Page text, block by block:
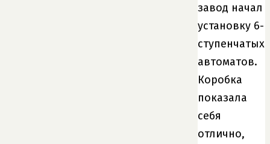
завод начал
установку 6-
ступенчатых
автоматов.
Коробка
показала
себя
отлично,